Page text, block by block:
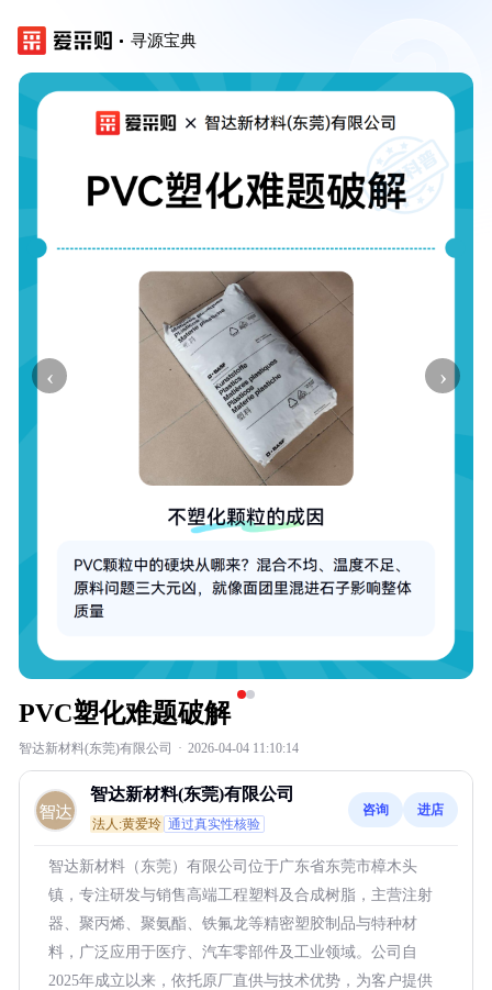
寻源宝典
‹ ›
PVC塑化难题破解
智达新材料(东莞)有限公司 · 2026-04-04 11:10:14
智达新材料(东莞)有限公司
法人:黄爱玲 通过真实性核验
咨询 进店
智达新材料（东莞）有限公司位于广东省东莞市樟木头
镇，专注研发与销售高端工程塑料及合成树脂，主营注射
器、聚丙烯、聚氨酯、铁氟龙等精密塑胶制品与特种材
料，广泛应用于医疗、汽车零部件及工业领域。公司自
2025年成立以来，依托原厂直供与技术优势，为客户提供